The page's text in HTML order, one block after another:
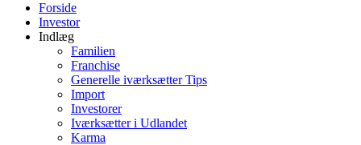
Forside
Investor
Indlæg
Familien
Franchise
Generelle iværksætter Tips
Import
Investorer
Iværksætter i Udlandet
Karma